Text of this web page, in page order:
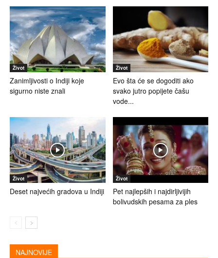
Život
Zanimljivosti o Indiji koje
sigurno niste znali
Život
Evo šta će se dogoditi ako
svako jutro popijete čašu
vode...
Život
Deset najvećih gradova u Indiji
Život
Pet najlepših i najdirljivijih
bolivudskih pesama za ples
NAJNOVIJE